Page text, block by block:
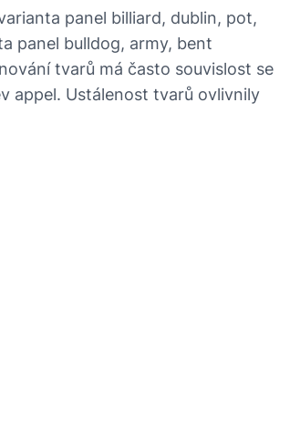
panel billiard, dublin, pot,
panel bulldog, army, bent
tvarů má často souvislost se
appel. Ustálenost tvarů ovlivnily